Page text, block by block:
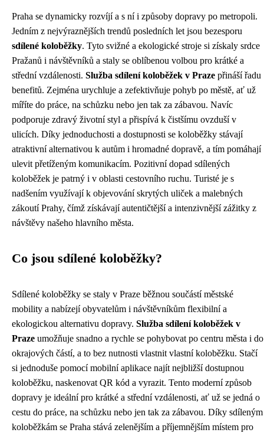
Praha se dynamicky rozvíjí a s ní i způsoby dopravy po metropoli.
Jedním z nejvýraznějších trendů posledních let jsou bezesporu
sdílené koloběžky. Tyto svižné a ekologické stroje si získaly srdce
Pražanů i návštěvníků a staly se oblíbenou volbou pro krátké a
střední vzdálenosti. Služba sdílení koloběžek v Praze přináší řadu
benefitů. Zejména urychluje a zefektivňuje pohyb po městě, ať už
míříte do práce, na schůzku nebo jen tak za zábavou. Navíc
podporuje zdravý životní styl a přispívá k čistšímu ovzduší v
ulicích. Díky jednoduchosti a dostupnosti se koloběžky stávají
atraktivní alternativou k autům i hromadné dopravě, a tím pomáhají
ulevit přetíženým komunikacím. Pozitivní dopad sdílených
koloběžek je patrný i v oblasti cestovního ruchu. Turisté je s
nadšením využívají k objevování skrytých uliček a malebných
zákoutí Prahy, čímž získávají autentičtější a intenzivnější zážitky z
návštěvy našeho hlavního města.
Co jsou sdílené koloběžky?
Sdílené koloběžky se staly v Praze běžnou součástí městské
mobility a nabízejí obyvatelům i návštěvníkům flexibilní a
ekologickou alternativu dopravy. Služba sdílení koloběžek v
Praze umožňuje snadno a rychle se pohybovat po centru města i do
okrajových částí, a to bez nutnosti vlastnit vlastní koloběžku. Stačí
si jednoduše pomocí mobilní aplikace najít nejbližší dostupnou
koloběžku, naskenovat QR kód a vyrazit. Tento moderní způsob
dopravy je ideální pro krátké a střední vzdálenosti, ať už se jedná o
cestu do práce, na schůzku nebo jen tak za zábavou. Díky sdíleným
koloběžkám se Praha stává zelenějším a příjemnějším místem pro